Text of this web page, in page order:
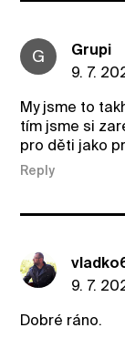
G
Grupi
9. 7.
My jsme to
tím jsme si
pro děti jako
Reply
9. 7.
Dobré ráno.